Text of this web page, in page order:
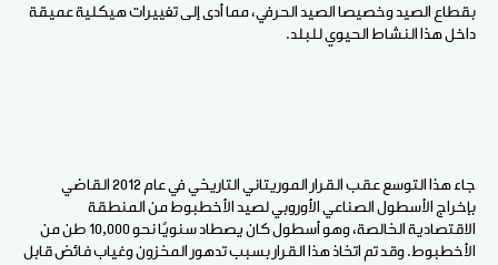
بقطاع الصيد وخصيصا الصيد الحرفي، مما أدى إلى تغييرات هيكلية عميقة
داخل هذا النشاط الحيوي للبلد.
جاء هذا التوسع عقب القرار الموريتاني التاريخي في عام 2012 القاضي
بإخراج الأسطول الصناعي الأوروبي لصيد الأخطبوط من المنطقة
الاقتصادية الخالصة، وهو أسطول كان يصطاد سنويًا نحو 10,000 طن من
الأخطبوط. وقد تم اتخاذ هذا القرار بسبب تدهور المخزون وغياب فائض قابل